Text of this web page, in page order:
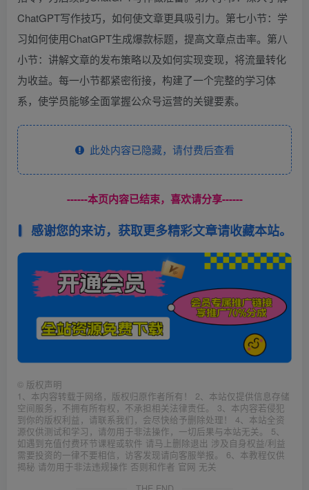
ChatGPT写作技巧，如何使文章更具吸引力。第七小节：学
习如何使用ChatGPT生成爆款标题，提高文章点击率。第八
小节：讲解文章的发布策略以及如何实现变现，将流量转化
为收益。每一小节都紧密衔接，构建了一个完整的学习体
系，使学员能够全面掌握公众号运营的关键要素。
此处内容已隐藏，请付费后查看
------本页内容已结束，喜欢请分享------
感谢您的来访，获取更多精彩文章请收藏本站。
© 版权声明
1、本内容转载于网络，版权归原作者所有！ 2、本站仅提供信息存储
空间服务，不拥有所有权，不承担相关法律责任。 3、本内容若侵犯
到你的版权利益，请联系我们，会尽快给予删除处理！ 4、本站全资
源仅供测试和学习，请勿用于非法操作，一切后果与本站无关。 5、
如遇到充值付费环节课程或软件 请马上删除退出 涉及自身权益/利益
需要投资的一律不要相信，访客发现请向客服举报。 6、本教程仅供
揭秘 请勿用于非法违规操作 否则和作者 官网 无关